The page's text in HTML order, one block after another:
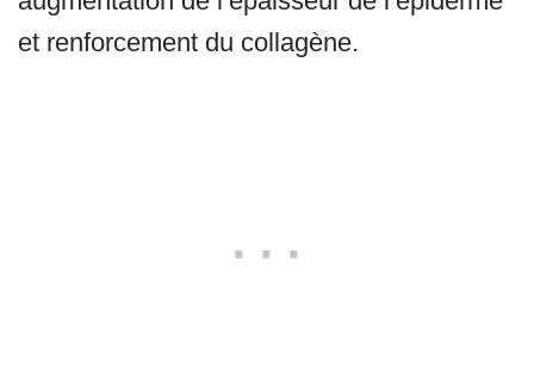
et renforcement du collagène.